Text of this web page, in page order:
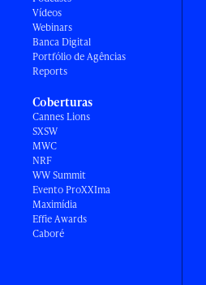
Vídeos
Webinars
Banca Digital
Portfólio de Agências
Reports
Coberturas
Cannes Lions
SXSW
MWC
NRF
WW Summit
Evento ProXXIma
Maximídia
Effie Awards
Caboré